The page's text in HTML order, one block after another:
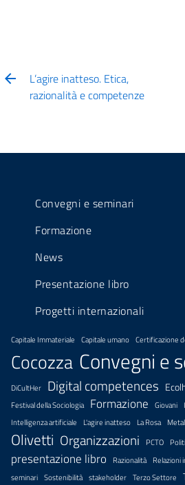
L’agire inatteso. Etica,
razionalità e competenze
Convegni e seminari
Formazione
News
Presentazione libro
Progetti internazionali
Capitale Immateriale Capitale umano Certificazione
Cocozza Convegni e
DiCultHer
Digital competences
Festival della Sociologia
Formazione Giovani
Intelligenza artificiale
L'agire inatteso La Rosa
Olivetti Organizzazioni PCTO
presentazione libro Razionalità Relazioni
seminari Sostenibilità stakeholder Terzo Settore